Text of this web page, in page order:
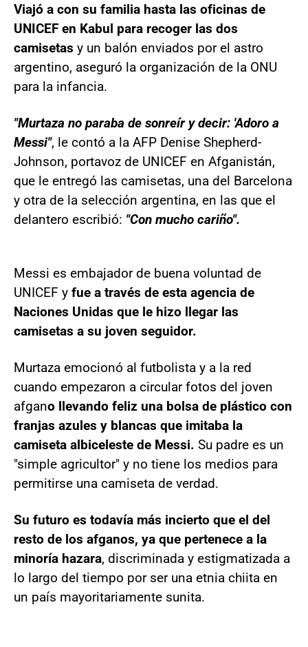
Viajó a con su familia hasta las oficinas de
UNICEF en Kabul para recoger las dos
camisetas y un balón enviados por el astro
argentino, aseguró la organización de la ONU
para la infancia.
"Murtaza no paraba de sonreír y decir: 'Adoro a
Messi", le contó a la AFP Denise Shepherd-
Johnson, portavoz de UNICEF en Afganistán,
que le entregó las camisetas, una del Barcelona
y otra de la selección argentina, en las que el
delantero escribió: "Con mucho cariño".
Messi es embajador de buena voluntad de
UNICEF y fue a través de esta agencia de
Naciones Unidas que le hizo llegar las
camisetas a su joven seguidor.
Murtaza emocionó al futbolista y a la red
cuando empezaron a circular fotos del joven
afgano llevando feliz una bolsa de plástico con
franjas azules y blancas que imitaba la
camiseta albiceleste de Messi. Su padre es un
"simple agricultor" y no tiene los medios para
permitirse una camiseta de verdad.
Su futuro es todavía más incierto que el del
resto de los afganos, ya que pertenece a la
minoría hazara, discriminada y estigmatizada a
lo largo del tiempo por ser una etnia chiita en
un país mayoritariamente sunita.